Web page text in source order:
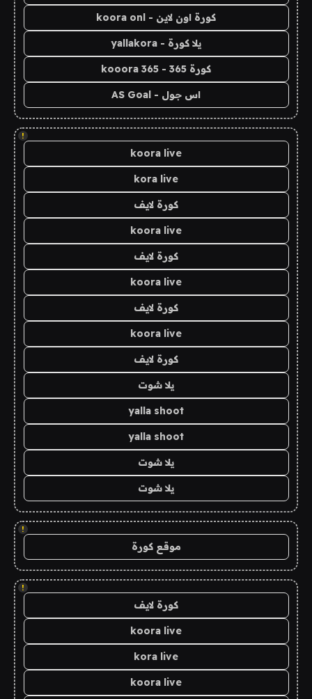
كورة اون لاين - koora onl
يلا كورة - yallakora
كورة 365 - kooora 365
اس جول - AS Goal
!
koora live
kora live
كورة لايف
koora live
كورة لايف
koora live
كورة لايف
koora live
كورة لايف
يلا شوت
yalla shoot
yalla shoot
يلا شوت
يلا شوت
!
موقع كورة
!
كورة لايف
koora live
kora live
koora live